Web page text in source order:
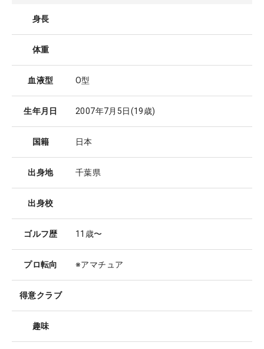
身長
体重
血液型 O型
生年月日 2007年7月5日(19歳)
国籍 日本
出身地 千葉県
出身校
ゴルフ歴 11歳〜
プロ転向 ※アマチュア
得意クラブ
趣味